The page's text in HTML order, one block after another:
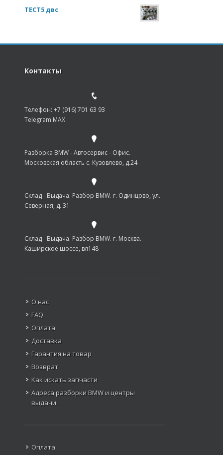
ТЕСТ5 двс
Контакты
Телефон: +7 (916) 701 63 93
Telegram MAX
Разборка BMW - Автосервис - Офис.
Московская область с. Кузовлево, д.24
Склад - Выдача. Разбор BMW. г. Одинцово, ул.
Северная, д. 31
Склад - Выдача. Разбор BMW. г. Москва.
Каширское шоссе, вл148
О нас
FAQ
Оплата
Доставка
Гарантия на товар
Возврат
Как искать запчасти
Адреса разборки BMW и центры
выдачи.
Оплата